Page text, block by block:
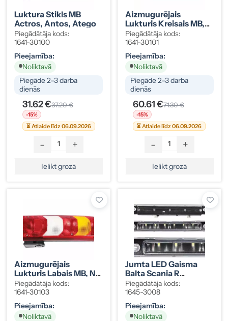
Luktura Stikls MB
Actros, Antos, Atego
Piegādātāja kods:
1641-30100
Pieejamība:
Noliktavā
Piegāde 2–3 darba
dienās
31.62 €37.20 €
-15%
⏳ Atlaide līdz 06.09.2026
- +
Ielikt grozā
Aizmugurējais
Lukturis Kreisais MB,
No 2011.g.
0035440903
Piegādātāja kods:
1641-30101
Pieejamība:
Noliktavā
Piegāde 2–3 darba
dienās
60.61 €71.30 €
-15%
⏳ Atlaide līdz 06.09.2026
- +
Ielikt grozā
Aizmugurējais
Lukturis Labais MB, No
2011.g., Ar
Atpakaļgaitas
Zummeri
A0035441003
Piegādātāja kods:
1641-30103
Pieejamība:
Noliktavā
Jumta LED Gaisma
Balta Scania R
2298399
Piegādātāja kods:
1645-3008
Pieejamība:
Noliktavā